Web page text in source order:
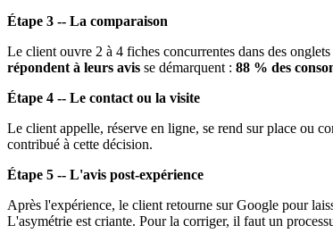
Étape 3 -- La comparaison
Le client ouvre 2 à 4 fiches concurrentes dans des
répondent à leurs avis se démarquent : 88 % des
Étape 4 -- Le contact ou la visite
Le client appelle, réserve en ligne, se rend sur place ou
contribué à cette décision.
Étape 5 -- L'avis post-expérience
Après l'expérience, le client retourne sur Google pour
L'asymétrie est criante. Pour la corriger, il faut un